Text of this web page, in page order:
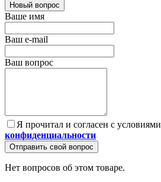
Новый вопрос
Ваше имя
Ваш e-mail
Ваш вопрос
Я прочитал и согласен с условиями
конфиденциальности
Отправить свой вопрос
Нет вопросов об этом товаре.